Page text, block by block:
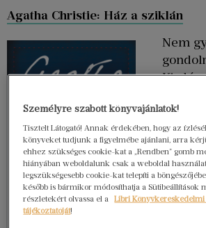
Agatha Christie: Ház a sziklán
Nem
pénzt
hogy a
ismert
méltó
Személyre szabott könyvajánlatok!
Tisztelt Látogató! Annak érdekében, hogy az
könyveket tudjunk a figyelmébe ajánlani, arra
ehhez szükséges cookie-kat a „Rendben” gomb
hiányában weboldalunk csak a weboldal
legszükségesebb cookie-kat telepíti a
később is bármikor módosíthatja a Sütibeállítások
részletekért olvassa el a
Libri Könyvkereskedelmi
tájékoztatóját!